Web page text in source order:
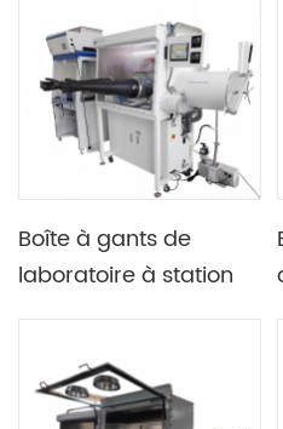
tactile de PLC de
Siemens
Boîte à gants de
laboratoire à station
chambre de transition
chauffante à 250 °C et